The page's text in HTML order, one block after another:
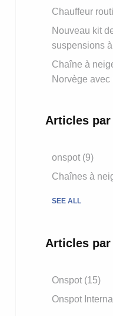
Chauffeur
Nouveau kit
suspensions
Chaîne à
Norvège avec
Articles par
onspot (9)
Chaînes à
SEE ALL
Articles par
Onspot (15)
Onspot